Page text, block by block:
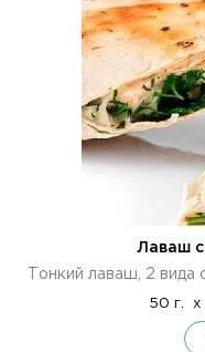
Лаваш с
Тонкий лаваш, 2 вида
50 г. x